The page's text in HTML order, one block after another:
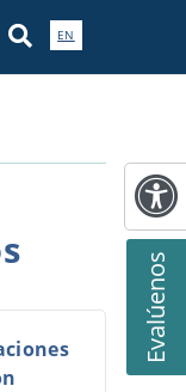
EN
Evalúenos